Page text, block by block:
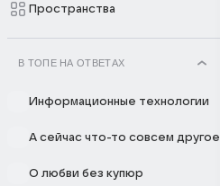
Пространства
В ТОПЕ НА ОТВЕТАХ
Информационные технологии
А сейчас что-то совсем другое
О любви без купюр